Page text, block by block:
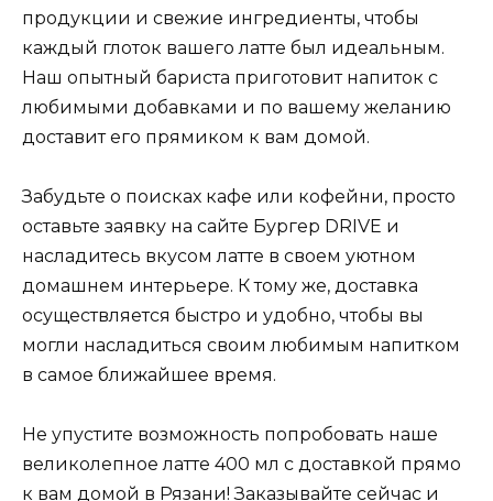
продукции и свежие ингредиенты, чтобы
каждый глоток вашего латте был идеальным.
Наш опытный бариста приготовит напиток с
любимыми добавками и по вашему желанию
доставит его прямиком к вам домой.
Забудьте о поисках кафе или кофейни, просто
оставьте заявку на сайте Бургер DRIVE и
насладитесь вкусом латте в своем уютном
домашнем интерьере. К тому же, доставка
осуществляется быстро и удобно, чтобы вы
могли насладиться своим любимым напитком
в самое ближайшее время.
Не упустите возможность попробовать наше
великолепное латте 400 мл с доставкой прямо
к вам домой в Рязани! Заказывайте сейчас и